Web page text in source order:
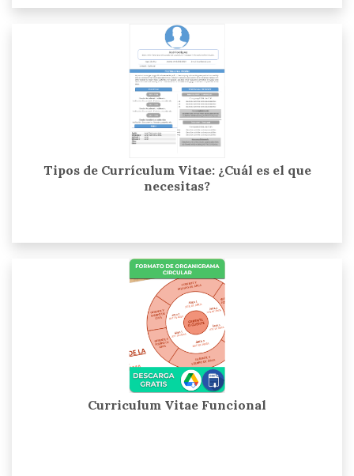
Tipos de Currículum Vitae: ¿Cuál es el que
necesitas?
Curriculum Vitae Funcional